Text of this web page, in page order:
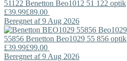
51122 Benetton Beo1012 51 122 optik
£39.99£89.00
Beregnet af 9 Aug 2026
55856 Benetton Beo1029 55 856 optik
£39.99£99.00
Beregnet af 9 Aug 2026